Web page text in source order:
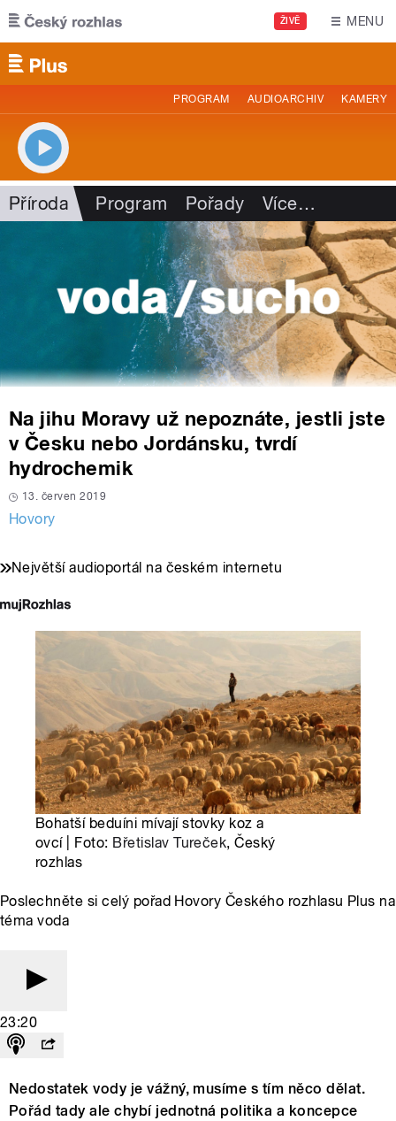
Přejít k hlavnímu obsahu
ŽIVĚ MENU
PROGRAM AUDIOARCHIV KAMERY
Příroda Program Pořady Více…
Na jihu Moravy už nepoznáte, jestli jste
v Česku nebo Jordánsku, tvrdí
hydrochemik
13. červen 2019
Hovory
Největší audioportál na českém internetu
Bohatší beduíni mívají stovky koz a
ovcí | Foto: Břetislav Tureček, Český
rozhlas
Poslechněte si celý pořad Hovory Českého rozhlasu Plus na
téma voda
23:20
Nedostatek vody je vážný, musíme s tím něco dělat.
Pořád tady ale chybí jednotná politika a koncepce